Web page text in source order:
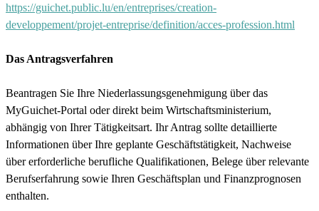
https://guichet.public.lu/en/entreprises/creation-
developpement/projet-entreprise/definition/acces-profession.html
Das Antragsverfahren
Beantragen Sie Ihre Niederlassungsgenehmigung über das
MyGuichet-Portal oder direkt beim Wirtschaftsministerium,
abhängig von Ihrer Tätigkeitsart. Ihr Antrag sollte detaillierte
Informationen über Ihre geplante Geschäftstätigkeit, Nachweise
über erforderliche berufliche Qualifikationen, Belege über relevante
Berufserfahrung sowie Ihren Geschäftsplan und Finanzprognosen
enthalten.